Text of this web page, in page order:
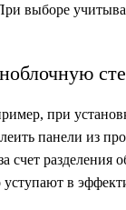
выборе
при
панели из
счет
в